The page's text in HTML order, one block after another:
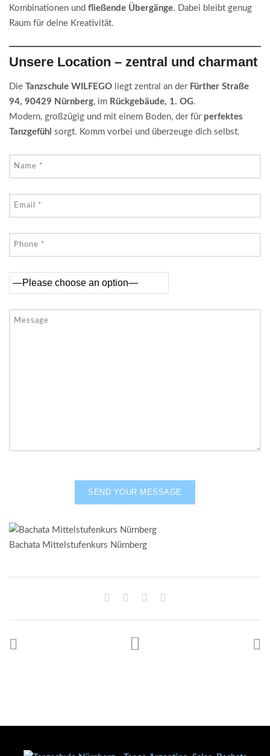
Kombinationen und fließende Übergänge. Dabei bleibt genug
Raum für deine Kreativität.
Unsere Location – zentral und charmant
Die Tanzschule WILFEGO liegt zentral an der Fürther Straße
94, 90429 Nürnberg, im Rückgebäude, 1. OG.
Modern, großzügig und mit einem Boden, der für perfektes
Tanzgefühl sorgt. Komm vorbei und überzeuge dich selbst.
Bachata Mittelstufenkurs Nürnberg